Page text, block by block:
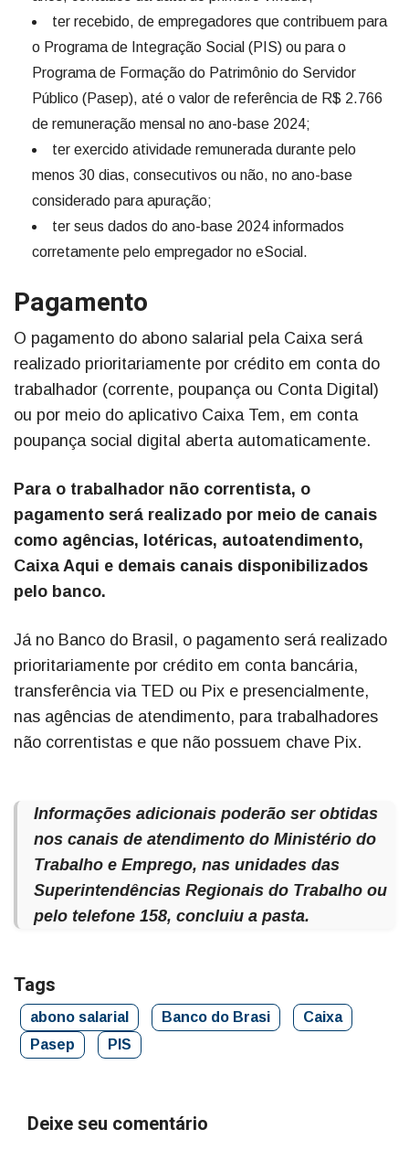
ter recebido, de empregadores que contribuem para
o Programa de Integração Social (PIS) ou para o
Programa de Formação do Patrimônio do Servidor
Público (Pasep), até o valor de referência de R$ 2.766
de remuneração mensal no ano-base 2024;
ter exercido atividade remunerada durante pelo
menos 30 dias, consecutivos ou não, no ano-base
considerado para apuração;
ter seus dados do ano-base 2024 informados
corretamente pelo empregador no eSocial.
Pagamento
O pagamento do abono salarial pela Caixa será
realizado prioritariamente por crédito em conta do
trabalhador (corrente, poupança ou Conta Digital)
ou por meio do aplicativo Caixa Tem, em conta
poupança social digital aberta automaticamente.
Para o trabalhador não correntista, o
pagamento será realizado por meio de canais
como agências, lotéricas, autoatendimento,
Caixa Aqui e demais canais disponibilizados
pelo banco.
Já no Banco do Brasil, o pagamento será realizado
prioritariamente por crédito em conta bancária,
transferência via TED ou Pix e presencialmente,
nas agências de atendimento, para trabalhadores
não correntistas e que não possuem chave Pix.
Informações adicionais poderão ser obtidas
nos canais de atendimento do Ministério do
Trabalho e Emprego, nas unidades das
Superintendências Regionais do Trabalho ou
pelo telefone 158, concluiu a pasta.
Tags
abono salarial Banco do Brasi
Caixa
Pasep
PIS
Deixe seu comentário